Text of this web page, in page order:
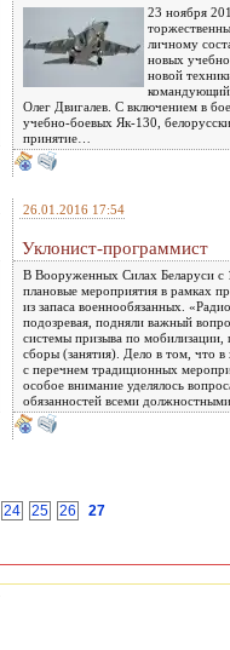
23 ноября
личному
новых
новой
Олег Двигалев. С включением в
учебно-боевых Як-130,
принятие…
26.01.2016 17:54
Уклонист-программист
В Вооруженных Силах Беларуси с
плановые мероприятия в рамках
из запаса военнообязанных.
подозревая, подняли важный
системы призыва по
сборы (занятия). Дело в том, что
с перечнем традиционных
особое внимание уделялось
обязанностей всеми должностными
24 25 26 27